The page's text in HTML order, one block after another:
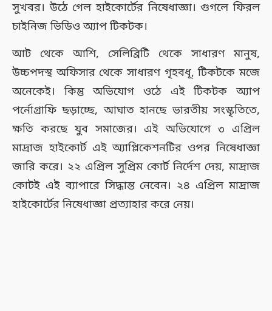
সুখবর। উঠে গেল হাইকোর্টের নিষেধাজ্ঞা। গুগলে ফিরল
চাইনিজ ভিডিও অ্যাপ টিকটক।
‌আট থেকে আশি, সেলিব্রিটি থেকে সাধারণ মানুষ,
উচ্চপদস্থ অফিসার থেকে সাধারণ গৃহবধূ, টিকটকে মজে
অনেকেই। কিন্তু অভিযোগ ওঠে এই টিকটক অ্যাপ
পর্নোগ্রাফি ছড়াচ্ছে, আঘাত হানছে ভারতীয় সংস্কৃতিতে,
ক্ষতি করছে যুব সমাজের। এই অভিযোগে ৩ এপ্রিল
মাদ্রাজ হাইকোর্ট এই অ্যাপ্লিকেশনটির ওপর নিষেধাজ্ঞা
জারি করে। ২২ এপ্রিল সুপ্রিম কোর্ট নির্দেশ দেয়, মাদ্রাজ
কোটই এই ব্যাপারে সিদ্ধান্ত নেবেন। ২৪ এপ্রিল মাদ্রাজ
হাইকোর্টের নিষেধাজ্ঞা প্রত্যাহার করে নেয়।